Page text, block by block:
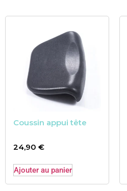
Coussin appui tête
24,90 €
Ajouter au panier